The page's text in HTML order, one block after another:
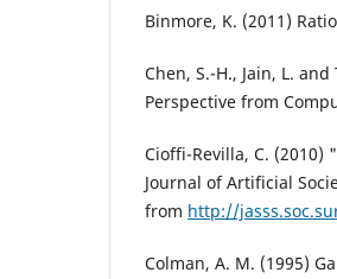
Binmore, K. (2011)
Chen, S.-H., Jain, L.
Perspective from
Cioffi-Revilla, C.
Journal of Artificial
from http://
Colman, A. M. (1995)